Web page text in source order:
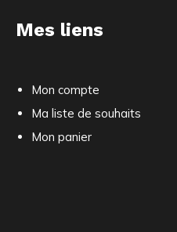
Mes liens
Mon compte
Ma liste de souhaits
Mon panier